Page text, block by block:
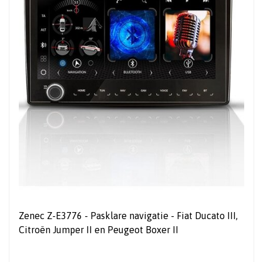
Zenec Z-E3776 - Pasklare navigatie - Fiat Ducato III,
Citroën Jumper II en Peugeot Boxer II